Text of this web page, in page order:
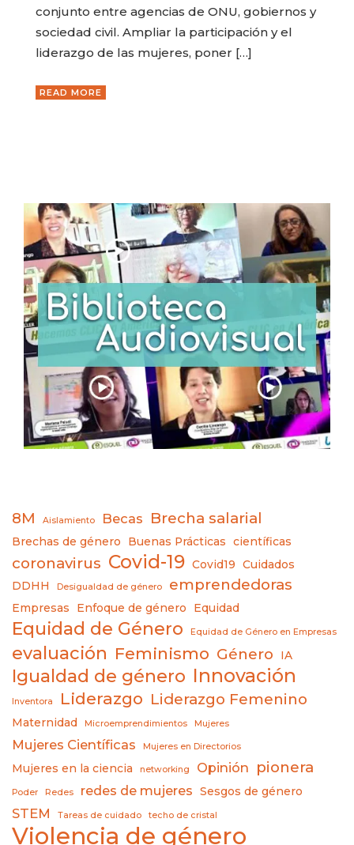
conjunto entre agencias de ONU, gobiernos y
sociedad civil. Ampliar la participación y el
liderazgo de las mujeres, poner […]
READ MORE
8M Aislamiento Becas Brecha salarial
Brechas de género Buenas Prácticas científicas
coronavirus Covid-19 Covid19
Cuidados
DDHH
Desigualdad de género emprendedoras
Empresas Enfoque de género Equidad
Equidad de Género Equidad de Género en Empresas
evaluación Feminismo Género IA
Igualdad de género Innovación
Inventora Liderazgo Liderazgo Femenino
Maternidad Microemprendimientos Mujeres
Mujeres Científicas Mujeres en Directorios
Mujeres en la ciencia networking Opinión pionera
Poder Redes redes de mujeres Sesgos de género
STEM Tareas de cuidado techo de cristal
Violencia de género